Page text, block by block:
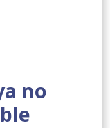
no